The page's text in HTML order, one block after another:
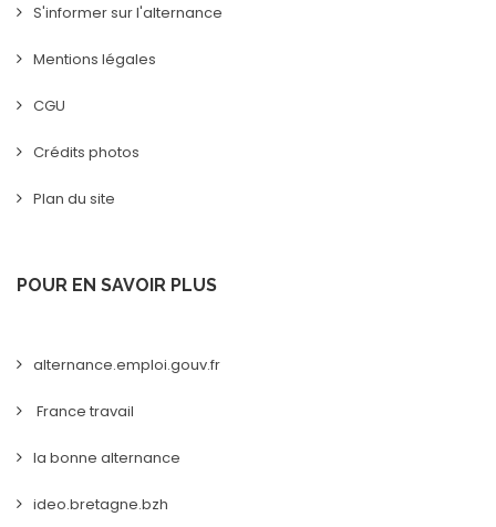
S'informer sur l'alternance
Mentions légales
CGU
Crédits photos
Plan du site
POUR EN SAVOIR PLUS
alternance.emploi.gouv.fr
France travail
la bonne alternance
ideo.bretagne.bzh